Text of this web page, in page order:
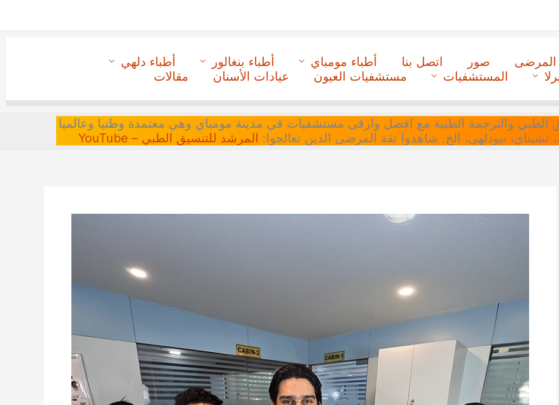
المرضى صور اتصل بنا أطباء مومباي أطباء بنغالور
أطباء دلهي
المستشفيات مستشفيات العيون عيادات الأسنان مقالات
التنسيق الطبي والترجمة الطبية مع افضل وارقى مستشفيات في مدينة مومباي وهي معتمدة وطنيا وعالميا
تشيناي، نيودلهي، الخ. شاهدوا ثقة المرضى الذين تعالجوا: المرشد للتنسيق الطبي – YouTube